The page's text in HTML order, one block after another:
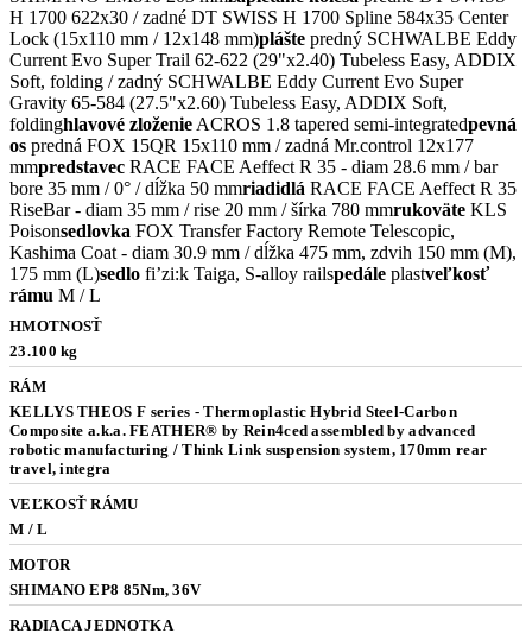
H 1700 622x30 / zadné DT SWISS H 1700 Spline 584x35 Center
Lock (15x110 mm / 12x148 mm)plášte predný SCHWALBE Eddy
Current Evo Super Trail 62-622 (29"x2.40) Tubeless Easy, ADDIX
Soft, folding / zadný SCHWALBE Eddy Current Evo Super
Gravity 65-584 (27.5"x2.60) Tubeless Easy, ADDIX Soft,
foldinghlavové zloženie ACROS 1.8 tapered semi-integratedpevná
os predná FOX 15QR 15x110 mm / zadná Mr.control 12x177
mmpredstavec RACE FACE Aeffect R 35 - diam 28.6 mm / bar
bore 35 mm / 0° / dĺžka 50 mmriadidlá RACE FACE Aeffect R 35
RiseBar - diam 35 mm / rise 20 mm / šírka 780 mmrukoväte KLS
Poisonsedlovka FOX Transfer Factory Remote Telescopic,
Kashima Coat - diam 30.9 mm / dĺžka 475 mm, zdvih 150 mm (M),
175 mm (L)sedlo fi’zi:k Taiga, S-alloy railspedále plastveľkosť
rámu M / L
HMOTNOSŤ
23.100 kg
RÁM
KELLYS THEOS F series - Thermoplastic Hybrid Steel-Carbon
Composite a.k.a. FEATHER® by Rein4ced assembled by advanced
robotic manufacturing / Think Link suspension system, 170mm rear
travel, integra
VEĽKOSŤ RÁMU
M / L
MOTOR
SHIMANO EP8 85Nm, 36V
RADIACA JEDNOTKA